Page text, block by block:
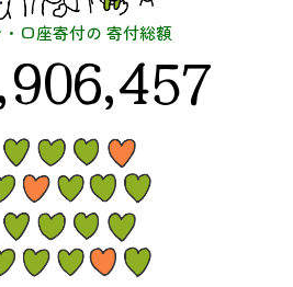
・口座寄付の寄付総額